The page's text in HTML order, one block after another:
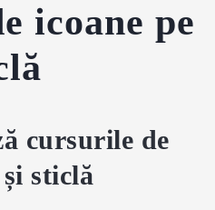
icoane pe
cursurile de
sticlă